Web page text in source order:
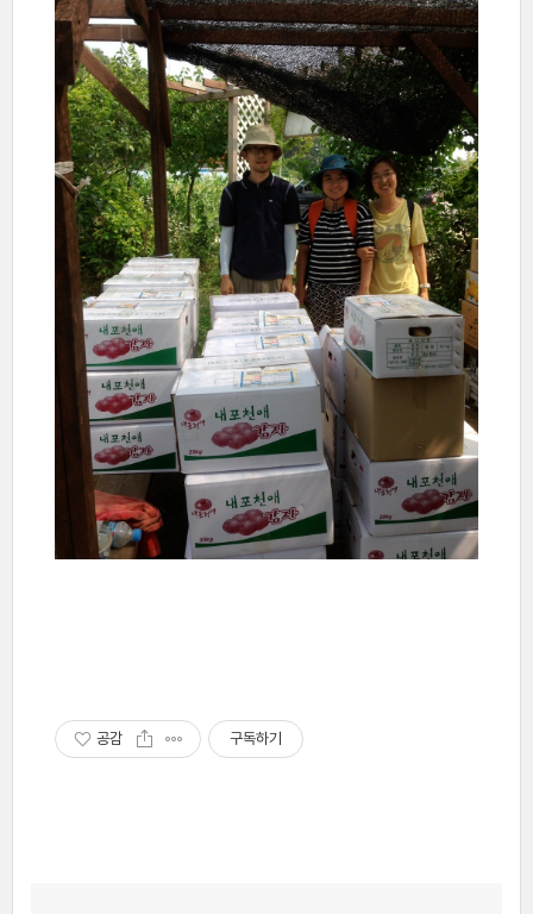
공감 구독하기